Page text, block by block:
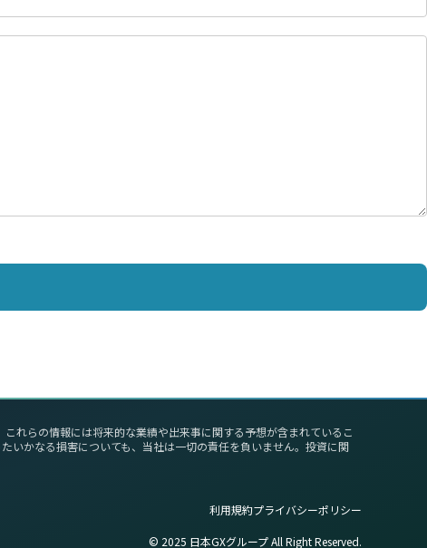
れらの情報には将来的な業績や出来事に関する予想が含まれているこ
いかなる損害についても、当社は一切の責任を負いません。投資に関
利用規約プライバシーポリシー
©︎ 2025 日本GXグループ All Right Reserved.